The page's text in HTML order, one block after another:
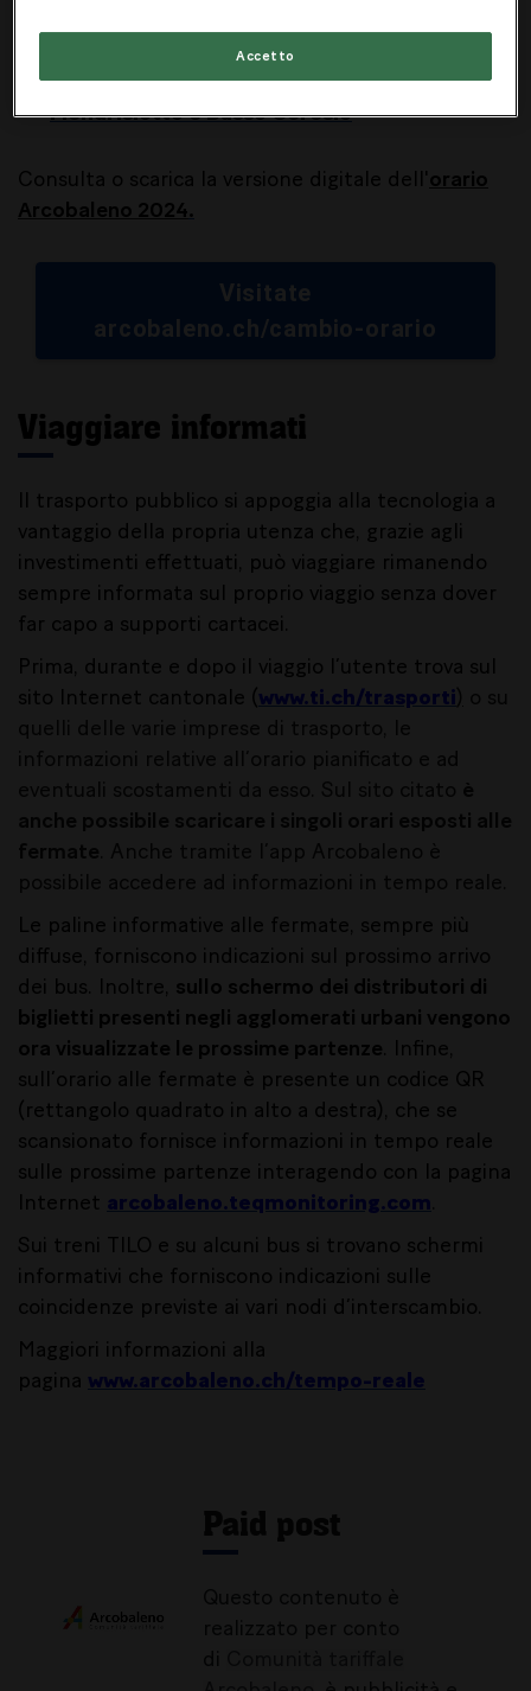
Locarnese e Gambarogno
Mendrisiotto e Basso Ceresio
Consulta o scarica la versione digitale dell'orario
Arcobaleno 2024.
Visitate
arcobaleno.ch/cambio-orario
Viaggiare informati
Il trasporto pubblico si appoggia alla tecnologia a
vantaggio della propria utenza che, grazie agli
investimenti effettuati, può viaggiare rimanendo
sempre informata sul proprio viaggio senza dover
far capo a supporti cartacei.
Prima, durante e dopo il viaggio l’utente trova sul
sito Internet cantonale ( www.ti.ch/trasporti
Le paline informative alle fermate, sempre più
diffuse, forniscono indicazioni sul prossimo arrivo
dei bus. Inoltre, sullo schermo dei distributori di
biglietti presenti negli agglomerati urbani vengono
ora visualizzate le prossime partenze . Infine,
sull’orario alle fermate è presente un codice QR
(rettangolo quadrato in alto a destra), che se
scansionato fornisce informazioni in tempo reale
sulle prossime partenze interagendo con la pagina
Internet arcobaleno.teqmonitoring.com
Sui treni TILO e su alcuni bus si trovano schermi
informativi che forniscono indicazioni sulle
coincidenze previste ai vari nodi d’interscambio.
Maggiori informazioni alla
pagina www.arcobaleno.ch/tempo-reale
Accetto